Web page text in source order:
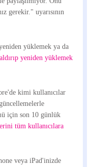
gerekir." uyarısının
yüklemek ya da
yeniden yüklemek
kimi kullanıcılar
için son 10 günlük
tüm kullanıcılara
veya iPad'inizde